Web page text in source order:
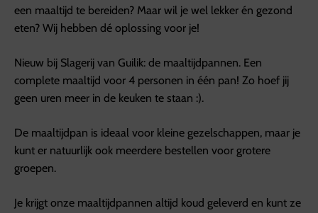
een maaltijd te bereiden? Maar wil je wel lekker én gezond
eten? Wij hebben dé oplossing voor je!
Nieuw bij Slagerij van Guilik: de maaltijdpannen. Een
complete maaltijd voor 4 personen in één pan! Zo hoef jij
geen uren meer in de keuken te staan :).
De maaltijdpan is ideaal voor kleine gezelschappen, maar je
kunt er natuurlijk ook meerdere bestellen voor grotere
groepen.
Je krijgt onze maaltijdpannen altijd koud geleverd en kunt ze